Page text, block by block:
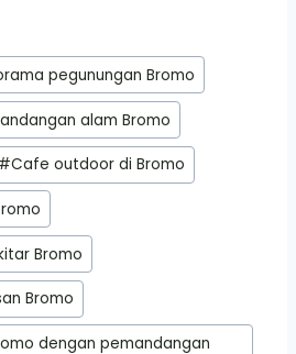
pegunungan Bromo
alam Bromo
#Cafe outdoor di Bromo
Bromo
Bromo
dengan pemandangan